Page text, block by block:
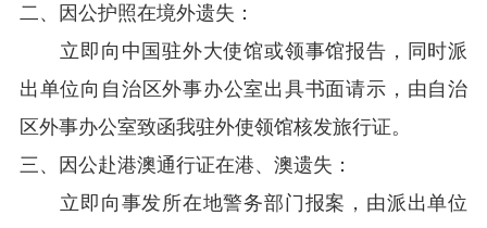
二、因公护照在境外遗失：
立即向中国驻外大使馆或领事馆报告，同时派
出单位向自治区外事办公室出具书面请示，由自治
区外事办公室致函我驻外使领馆核发旅行证。
三、因公赴港澳通行证在港、澳遗失：
立即向事发所在地警务部门报案，由派出单位